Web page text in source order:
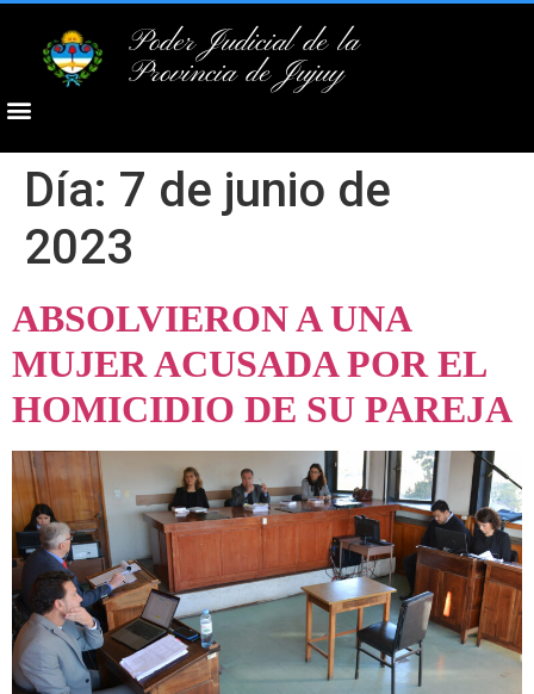
Poder Judicial de la
Provincia de Jujuy
Día: 7 de junio de
2023
ABSOLVIERON A UNA
MUJER ACUSADA POR EL
HOMICIDIO DE SU PAREJA